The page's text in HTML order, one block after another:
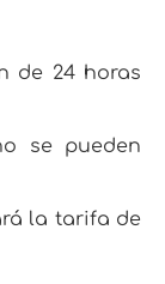
de 24 horas
se pueden
la tarifa de